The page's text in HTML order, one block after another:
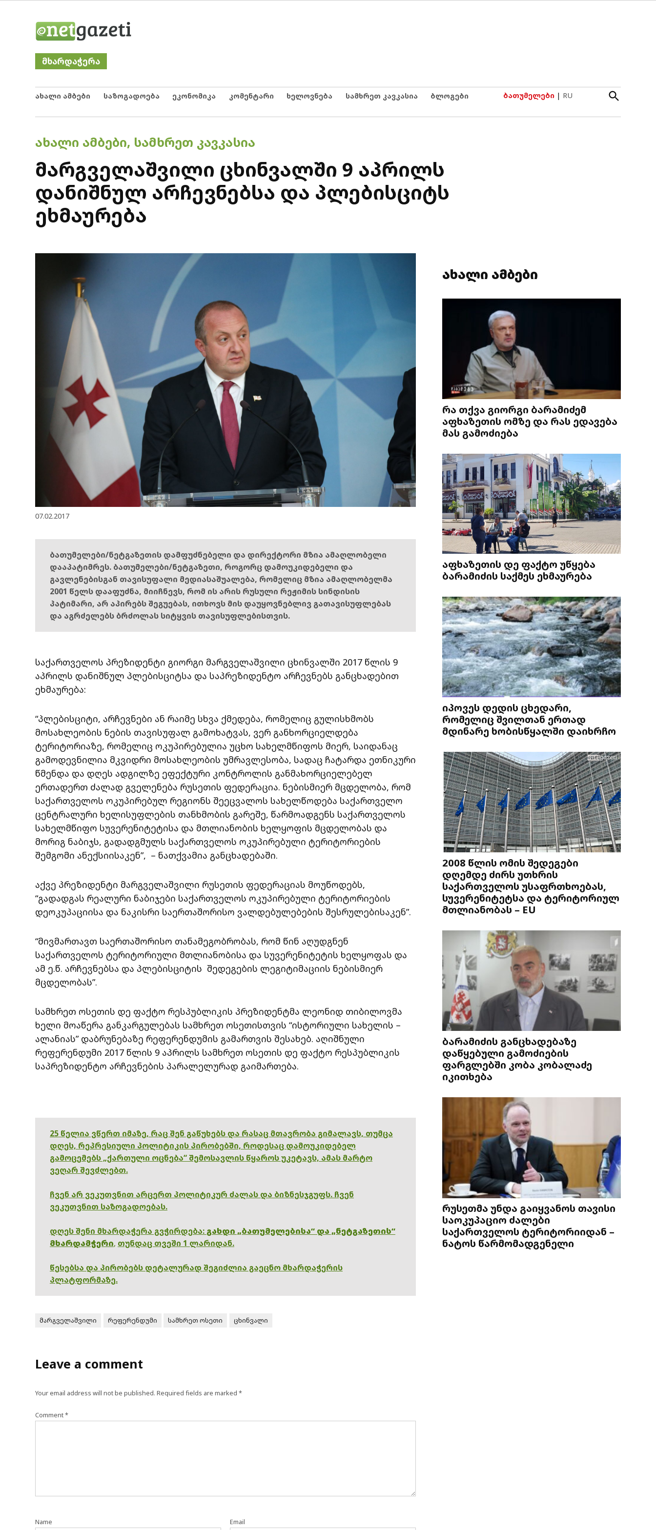
მხარდაჭერა
ახალი ამბები საზოგადოება ეკონომიკა კომენტარი ხელოვნება სამხრეთ კავკასია ბლოგები ბათუმელები | RU
Open
Search
POSTED
ᲐᲮᲐᲚᲘ ᲐᲛᲑᲔᲑᲘ, ᲡᲐᲛᲮᲠᲔᲗ ᲙᲐᲕᲙᲐᲡᲘᲐ
მარგველაშვილი ცხინვალში 9 აპრილს
დანიშნულ არჩევნებსა და პლებისციტს
ეხმაურება
07.02.2017
ბათუმელები/ნეტგაზეთის დამფუძნებელი და დირექტორი მზია ამაღლობელი
დააპატიმრეს. ბათუმელები/ნეტგაზეთი, როგორც დამოუკიდებელი და
გავლენებისგან თავისუფალი მედიასაშუალება, რომელიც მზია ამაღლობელმა
2001 წელს დააფუძნა, მიიჩნევს, რომ ის არის რუსული რეჟიმის სინდისის
პატიმარი, არ აპირებს შეგუებას, ითხოვს მის დაუყოვნებლივ გათავისუფლებას
და აგრძელებს ბრძოლას სიტყვის თავისუფლებისთვის.
საქართველოს პრეზიდენტი გიორგი მარგველაშვილი ცხინვალში 2017 წლის 9
აპრილს დანიშნულ პლებისციტსა და საპრეზიდენტო არჩევნებს განცხადებით
ეხმაურება:
“პლებისციტი, არჩევნები ან რაიმე სხვა ქმედება, რომელიც გულისხმობს
მოსახლეობის ნების თავისუფალ გამოხატვას, ვერ განხორციელდება
ტერიტორიაზე, რომელიც ოკუპირებულია უცხო სახელმწიფოს მიერ, საიდანაც
გამოდევნილია მკვიდრი მოსახლეობის უმრავლესობა, სადაც ჩატარდა ეთნიკური
წმენდა და დღეს ადგილზე ეფექტური კონტროლის განმახორციელებელ
ერთადერთ ძალად გველენება რუსეთის ფედერაცია. ნებისმიერ მცდელობა, რომ
საქართველოს ოკუპირებულ რეგიონს შეეცვალოს სახელწოდება საქართველო
ცენტრალური ხელისუფლების თანხმობის გარეშე, წარმოადგენს საქართველოს
სახელმწიფო სუვერენიტეტისა და მთლიანობის ხელყოფის მცდელობას და
მორიგ ნაბიჯს, გადადგმულს საქართველოს ოკუპირებული ტერიტორიების
შემგომი ანექსიისაკენ”, – ნათქვამია განცხადებაში.
აქვე პრეზიდენტი მარგველაშვილი რუსეთის ფედერაციას მოუწოდებს,
“გადადგას რეალური ნაბიჯები საქართველოს ოკუპირებული ტერიტორიების
დეოკუპაციისა და ნაკისრი საერთაშორისო ვალდებულებების შესრულებისაკენ”.
“მივმართავთ საერთაშორისო თანამეგობრობას, რომ წინ აღუდგნენ
საქართველოს ტერიტორიული მთლიანობისა და სუვერენიტეტის ხელყოფას და
ამ ე.წ. არჩევნებსა და პლებისციტის შედეგების ლეგიტიმაციის ნებისმიერ
მცდელობას”.
სამხრეთ ოსეთის დე ფაქტო რესპუბლიკის პრეზიდენტმა ლეონიდ თიბილოვმა
ხელი მოაწერა განკარგულებას სამხრეთ ოსეთისთვის “ისტორიული სახელის –
ალანიას” დაბრუნებაზე რეფერენდუმის გამართვის შესახებ. აღიშნული
რეფერენდუმი 2017 წლის 9 აპრილს სამხრეთ ოსეთის დე ფაქტო რესპუბლიკის
საპრეზიდენტო არჩევნების პარალელურად გაიმართება.
25 წელია ვწერთ იმაზე, რაც შენ გაწუხებს და რასაც მთავრობა გიმალავს, თუმცა
დღეს, რეპრესიული პოლიტიკის პირობებში, როდესაც დამოუკიდებელ
გამოცემებს „ქართული ოცნება“ შემოსავლის წყაროს უკეტავს, ამას მარტო
ვეღარ შევძლებთ.
ჩვენ არ ვეკუთვნით არცერთ პოლიტიკურ ძალას და ბიზნესჯგუფს. ჩვენ
ვეკუთვნით საზოგადოებას.
დღეს შენი მხარდაჭერა გვჭირდება: გახდი „ბათუმელებისა“ და „ნეტგაზეთის“
მხარდამჭერი, თუნდაც თვეში 1 ლარიდან.
წესებსა და პირობებს დეტალურად შეგიძლია გაეცნო მხარდაჭერის
პლატფორმაზე.
მარგველაშვილი რეფერენდუმი სამხრეთ ოსეთი ცხინვალი
Leave a comment
Your email address will not be published. Required fields are marked *
Comment*
Name Email
ახალი ამბები
რა თქვა გიორგი ბარამიძემ
აფხაზეთის ომზე და რას ედავება
მას გამოძიება
აფხაზეთის დე ფაქტო უწყება
ბარამიძის საქმეს ეხმაურება
იპოვეს დედის ცხედარი,
რომელიც შვილთან ერთად
მდინარე ხობისწყალში დაიხრჩო
2008 წლის ომის შედეგები
დღემდე ძირს უთხრის
საქართველოს უსაფრთხოებას,
სუვერენიტეტსა და ტერიტორიულ
მთლიანობას – EU
ბარამიძის განცხადებაზე
დაწყებული გამოძიების
ფარგლებში კობა კობალაძე
იკითხება
რუსეთმა უნდა გაიყვანოს თავისი
საოკუპაციო ძალები
საქართველოს ტერიტორიიდან –
ნატოს წარმომადგენელი